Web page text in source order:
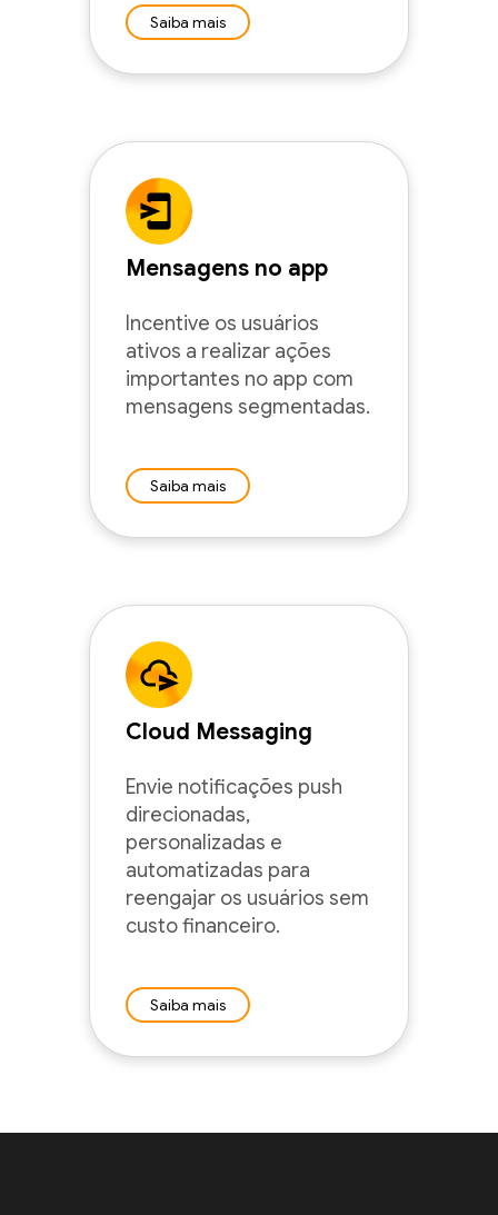
Saiba mais
Mensagens no app
Incentive os usuários
ativos a realizar ações
importantes no app com
mensagens segmentadas.
Saiba mais
Cloud Messaging
Envie notificações push
direcionadas,
personalizadas e
automatizadas para
reengajar os usuários sem
custo financeiro.
Saiba mais